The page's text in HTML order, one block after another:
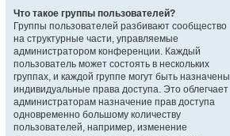
Что такое группы пользователей?
Группы пользователей разбивают сообщество
на структурные части, управляемые
администратором конференции. Каждый
пользователь может состоять в нескольких
группах, и каждой группе могут быть назначены
индивидуальные права доступа. Это облегчает
администраторам назначение прав доступа
одновременно большому количеству
пользователей, например, изменение